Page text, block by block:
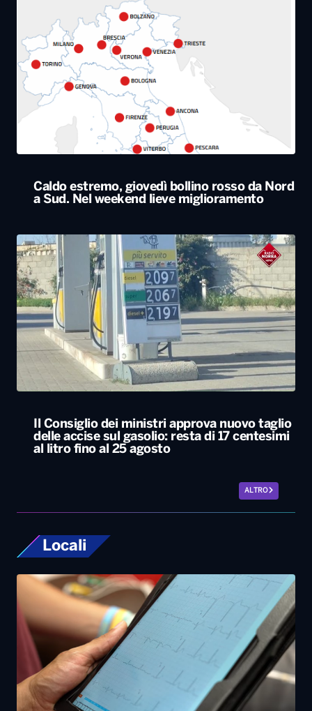
Caldo estremo, giovedì bollino rosso da Nord
a Sud. Nel weekend lieve miglioramento
Il Consiglio dei ministri approva nuovo taglio
delle accise sul gasolio: resta di 17 centesimi
al litro fino al 25 agosto
ALTRO
Locali